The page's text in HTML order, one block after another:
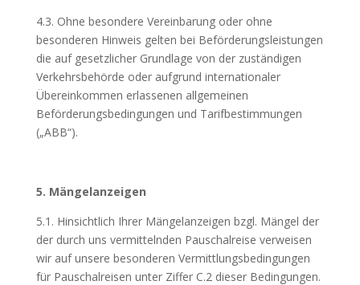
4.3. Ohne besondere Vereinbarung oder ohne
besonderen Hinweis gelten bei Beförderungsleistungen
die auf gesetzlicher Grundlage von der zuständigen
Verkehrsbehörde oder aufgrund internationaler
Übereinkommen erlassenen allgemeinen
Beförderungsbedingungen und Tarifbestimmungen
(„ABB“).
5. Mängelanzeigen
5.1. Hinsichtlich Ihrer Mängelanzeigen bzgl. Mängel der
der durch uns vermittelnden Pauschalreise verweisen
wir auf unsere besonderen Vermittlungsbedingungen
für Pauschalreisen unter Ziffer C.2 dieser Bedingungen.